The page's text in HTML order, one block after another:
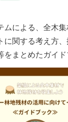
ムによる、全木
に関する考え方
をまとめたガイド